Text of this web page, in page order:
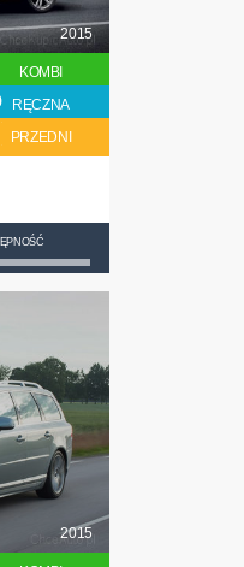
2015
KOMBI
RĘCZNA
PRZEDNI
2015